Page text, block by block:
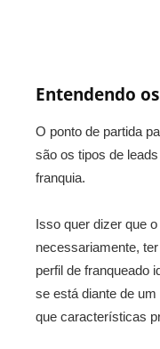
Entendendo
O ponto de partida
são os tipos de
franquia.
Isso quer dizer que
necessariamente,
perfil de franqueado
se está diante de
que características